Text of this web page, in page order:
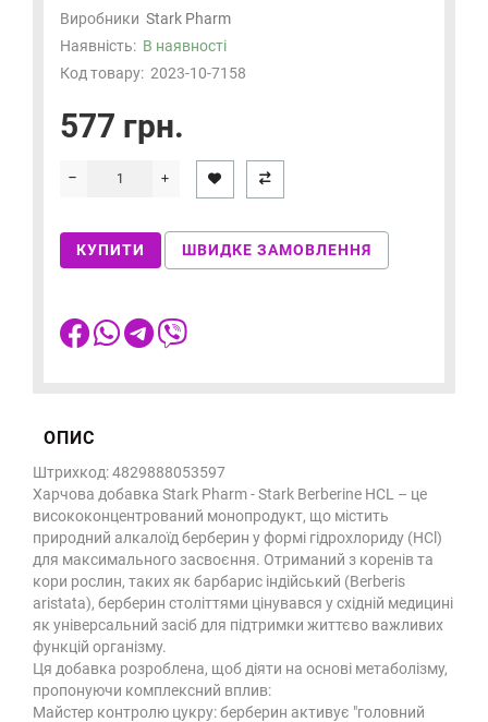
Виробники Stark Pharm
Наявність: В наявності
Код товару: 2023-10-7158
577 грн.
КУПИТИ ШВИДКЕ ЗАМОВЛЕННЯ
ОПИС
Штрихкод: 4829888053597
Харчова добавка Stark Pharm - Stark Berberine HCL – це
висококонцентрований монопродукт, що містить
природний алкалоїд берберин у формі гідрохлориду (HCl)
для максимального засвоєння. Отриманий з коренів та
кори рослин, таких як барбарис індійський (Berberis
aristata), берберин століттями цінувався у східній медицині
як універсальний засіб для підтримки життєво важливих
функцій організму.
Ця добавка розроблена, щоб діяти на основі метаболізму,
пропонуючи комплексний вплив:
Майстер контролю цукру: берберин активує "головний